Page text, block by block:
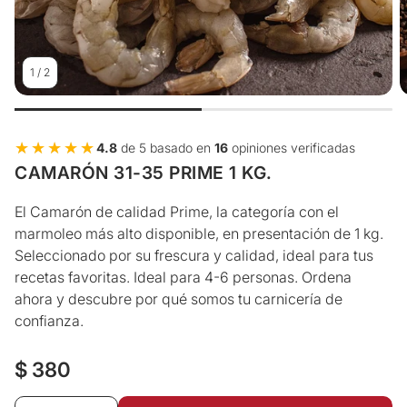
1 / 2
★★★★★
★★★★★4.8 de 5 basado en 16 opiniones verificadas
CAMARÓN 31-35 PRIME 1 KG.
El Camarón de calidad Prime, la categoría con el
marmoleo más alto disponible, en presentación de 1 kg.
Seleccionado por su frescura y calidad, ideal para tus
recetas favoritas. Ideal para 4-6 personas. Ordena
ahora y descubre por qué somos tu carnicería de
confianza.
Precio
regular
$ 380